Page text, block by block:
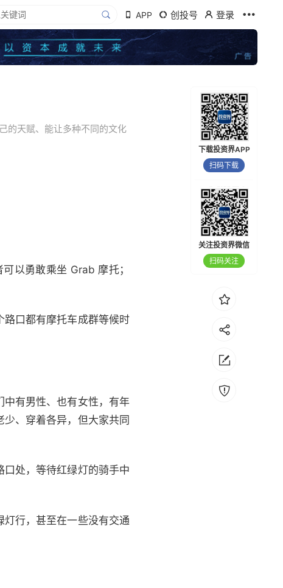
APP 创投号 登录
的天赋、能让多种不同的文化
以勇敢乘坐 Grab 摩托；
口都有摩托车成群等候时
有男性、也有女性，有年
、穿着各异，但大家共同
处，等待红绿灯的骑手中
行，甚至在一些没有交通
下载投资界APP
扫码下载
关注投资界微信
扫码关注